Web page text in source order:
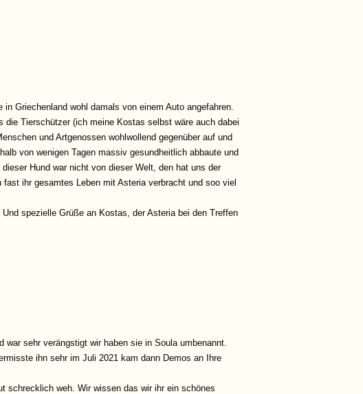
Griechenland wohl damals von einem Auto angefahren.
Tierschützer (ich meine Kostas selbst wäre auch dabei
und Artgenossen wohlwollend gegenüber auf und
von wenigen Tagen massiv gesundheitlich abbaute und
Hund war nicht von dieser Welt, den hat uns der
ihr gesamtes Leben mit Asteria verbracht und soo viel
spezielle Grüße an Kostas, der Asteria bei den Treffen
sehr verängstigt wir haben sie in Soula umbenannt.
ihn sehr im Juli 2021 kam dann Demos an Ihre
schrecklich weh. Wir wissen das wir ihr ein schönes